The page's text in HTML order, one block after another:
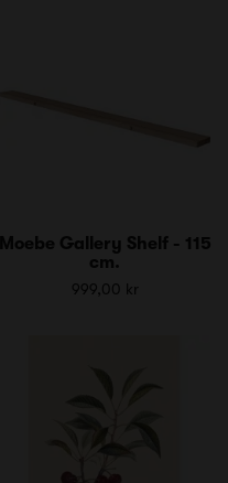
Moebe Gallery Shelf - 115
cm.
999,00 kr